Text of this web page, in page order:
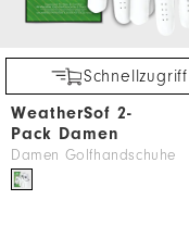
Schnellzugriff
WeatherSof 2-
Pack Damen
Damen Golfhandschuhe